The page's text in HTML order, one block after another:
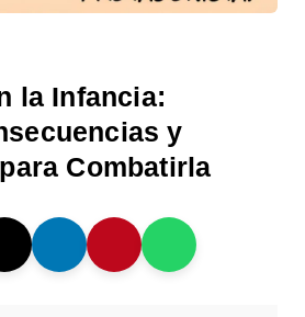
la Infancia:
y
Combatirla